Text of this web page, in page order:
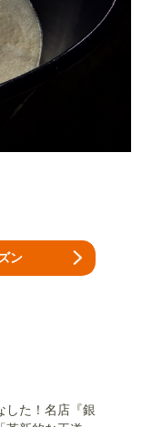
ン
した！名店『銀